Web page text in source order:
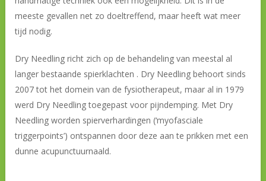
meeste gevallen net zo doeltreffend, maar heeft wat meer
tijd nodig.
Dry Needling richt zich op de behandeling van meestal al
langer bestaande spierklachten . Dry Needling behoort sinds
2007 tot het domein van de fysiotherapeut, maar al in 1979
werd Dry Needling toegepast voor pijndemping. Met Dry
Needling worden spierverhardingen (‘myofasciale
triggerpoints’) ontspannen door deze aan te prikken met een
dunne acupunctuurnaald.